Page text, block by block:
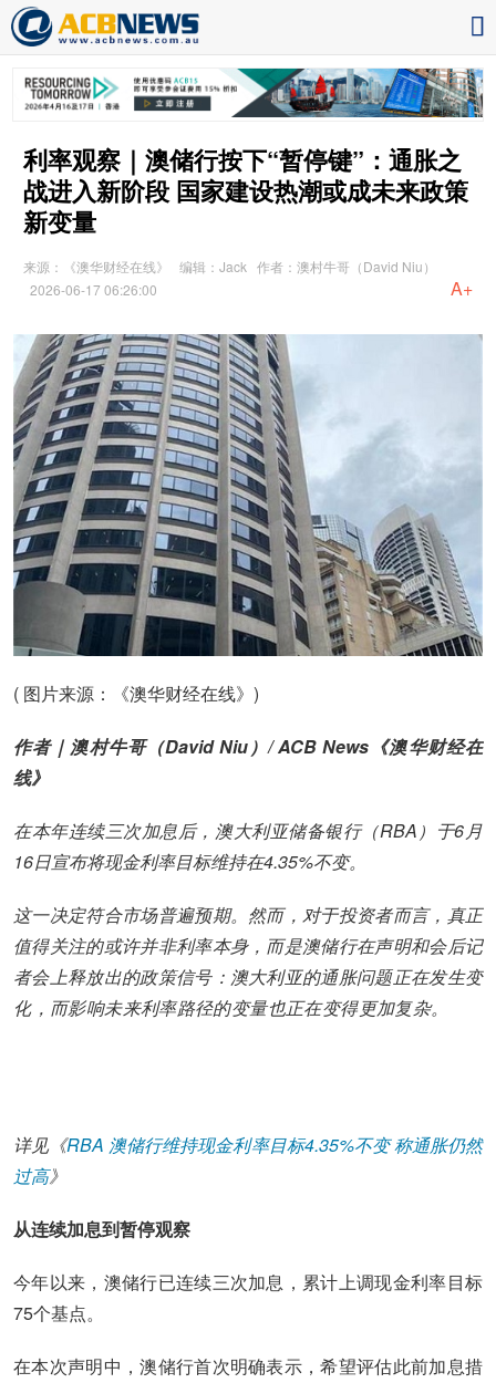
利率观察｜澳储行按下“暂停键”：通胀之
战进入新阶段 国家建设热潮或成未来政策
新变量
来源：《澳华财经在线》 编辑：Jack 作者：澳村牛哥（David Niu）
2026-06-17 06:26:00
A+
( 图片来源：《澳华财经在线》)
作者｜澳村牛哥（David Niu）/ ACB News《澳华财经在
线》
在本年连续三次加息后，澳大利亚储备银行（RBA）于6月
16日宣布将现金利率目标维持在4.35%不变。
这一决定符合市场普遍预期。然而，对于投资者而言，真正
值得关注的或许并非利率本身，而是澳储行在声明和会后记
者会上释放出的政策信号：澳大利亚的通胀问题正在发生变
化，而影响未来利率路径的变量也正在变得更加复杂。
详见《RBA 澳储行维持现金利率目标4.35%不变 称通胀仍然
过高》
从连续加息到暂停观察
今年以来，澳储行已连续三次加息，累计上调现金利率目标
75个基点。
在本次声明中，澳储行首次明确表示，希望评估此前加息措